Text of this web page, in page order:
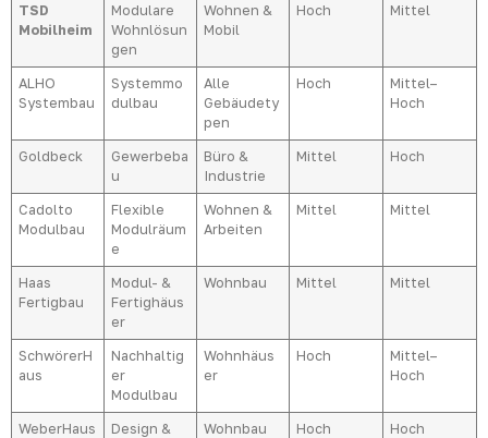
TSD
Mobilheim
Modulare
Wohnlösun
gen
Wohnen &
Mobil
Hoch Mittel
ALHO
Systembau
Systemmo
dulbau
Alle
Gebäudety
pen
Hoch
Mittel–
Hoch
Goldbeck
Gewerbeba
u
Büro &
Industrie
Mittel Hoch
Cadolto
Modulbau
Flexible
Modulräum
e
Wohnen &
Arbeiten
Mittel Mittel
Haas
Fertigbau
Modul- &
Fertighäus
er
Wohnbau Mittel Mittel
SchwörerH
aus
Nachhaltig
er
Modulbau
Wohnhäus
er
Hoch
Mittel–
Hoch
WeberHaus
Design &
Wohnbau Hoch Hoch